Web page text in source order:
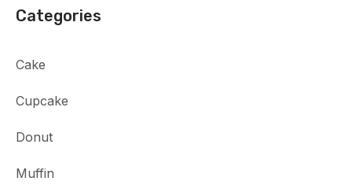
Categories
Cake
Cupcake
Donut
Muffin